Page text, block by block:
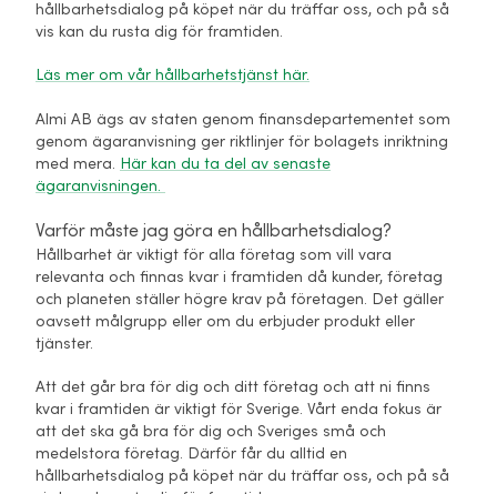
hållbarhetsdialog på köpet när du träffar oss, och på så
vis kan du rusta dig för framtiden.
Läs mer om vår hållbarhetstjänst här.
Almi AB ägs av staten genom finansdepartementet som
genom ägaranvisning ger riktlinjer för bolagets inriktning
med mera. Här kan du ta del av senaste
ägaranvisningen.
Varför måste jag göra en hållbarhetsdialog?
Hållbarhet är viktigt för alla företag som vill vara
relevanta och finnas kvar i framtiden då kunder, företag
och planeten ställer högre krav på företagen. Det gäller
oavsett målgrupp eller om du erbjuder produkt eller
tjänster.
Att det går bra för dig och ditt företag och att ni finns
kvar i framtiden är viktigt för Sverige. Vårt enda fokus är
att det ska gå bra för dig och Sveriges små och
medelstora företag. Därför får du alltid en
hållbarhetsdialog på köpet när du träffar oss, och på så